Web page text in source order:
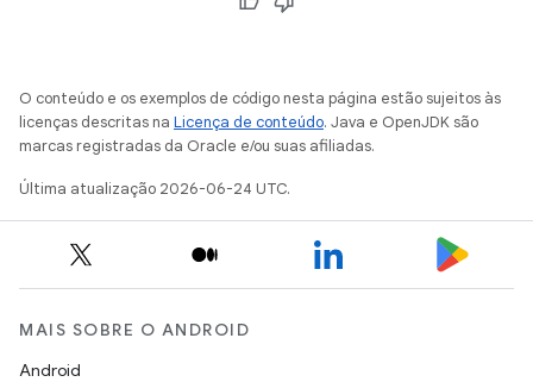
O conteúdo e os exemplos de código nesta página estão sujeitos às
licenças descritas na Licença de conteúdo. Java e OpenJDK são
marcas registradas da Oracle e/ou suas afiliadas.
Última atualização 2026-06-24 UTC.
MAIS SOBRE O ANDROID
Android